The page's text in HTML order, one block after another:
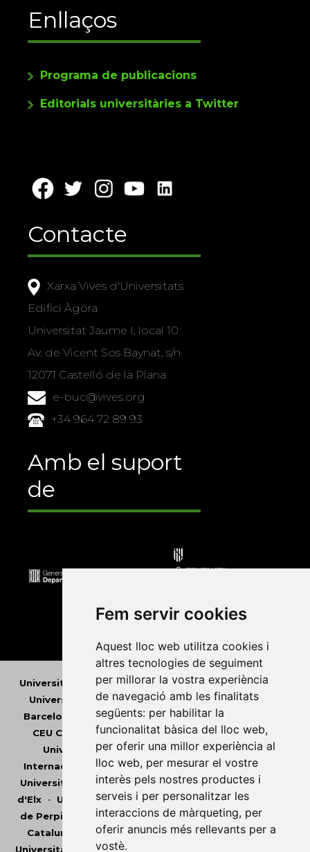
Fem servir cookies
Aquest lloc web utilitza cookies i
altres tecnologies de seguiment
per millorar la vostra experiència
de navegació amb les finalitats
següents: per habilitar la
funcionalitat bàsica del lloc web,
per oferir una millor experiència al
lloc web, per mesurar el vostre
interès pels nostres productes i
serveis i per personalitzar les
interaccions de màrqueting, per
oferir anuncis més rellevants per a
vostè.
Enllaços
Programa de publicacions
Editorials universitàries a Twitter
Contacte
Xarxa Vives d'Universitats
Edifici Àgora
Universitat Jaume I, local 10
Av. de Vicent Sos Baynat, s/n
12071 Castelló de la Plana
e-buc@vives.org
+34 964 72 89 93
Amb el suport
de
Universitat Abat Oliba CEU • Universitat d'Alacant
Universitat d'Andorra•Universitat Autònoma de
Barcelona
Universitat de Barcelona •
CEU Cardenal Herrera•Universitat de Girona•
Universitat de les Illes Balears•Universitat
Internacional de Catalunya•Universitat Jaume I
Universitat de Lleida•Universitat Miguel Hernández
d'Elx• Universitat Oberta de Catalunya•Universitat
de Perpinyà Via Domitia•Universitat Politècnica de
Catalunya
Universitat Politècnica de València •
Universitat Pompeu Fabra